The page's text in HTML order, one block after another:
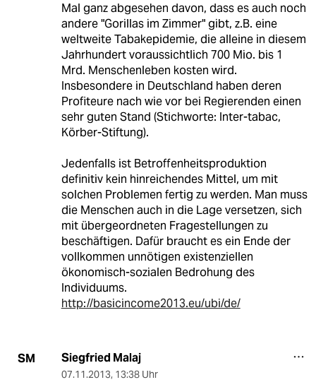
Mal ganz abgesehen davon, dass es auch noch
andere "Gorillas im Zimmer" gibt, z.B. eine
weltweite Tabakepidemie, die alleine in diesem
Jahrhundert voraussichtlich 700 Mio. bis 1
Mrd. Menschenleben kosten wird.
Insbesondere in Deutschland haben deren
Profiteure nach wie vor bei Regierenden einen
sehr guten Stand (Stichworte: Inter-tabac,
Körber-Stiftung).
Jedenfalls ist Betroffenheitsproduktion
definitiv kein hinreichendes Mittel, um mit
solchen Problemen fertig zu werden. Man muss
die Menschen auch in die Lage versetzen, sich
mit übergeordneten Fragestellungen zu
beschäftigen. Dafür braucht es ein Ende der
vollkommen unnötigen existenziellen
ökonomisch-sozialen Bedrohung des
Individuums.
http://basicincome2013.eu/ubi/de/
SM Siegfried Malaj
07.11.2013, 13:38 Uhr